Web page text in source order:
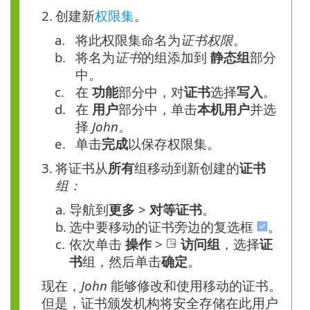
2. 创建新权限集。
a.
将此权限集命名为证书权限。
b. 将名为证书的组添加到 静态组部分
中。
c.
在 功能部分中，对证书选择写入。
d. 在 用户部分中，单击本机用户并选
择 John。
e. 单击完成以保存权限集。
3. 将证书从所有组移动到新创建的证书
组：
a. 导航到更多 > 对等证书。
b. 选中要移动的证书旁边的复选框
。
c. 依次单击 操作 > 访问组 ，选择证
书组，然后单击确定。
现在， John 能够修改和使用移动的证书。
但是，证书颁发机构将安全存储在此用户